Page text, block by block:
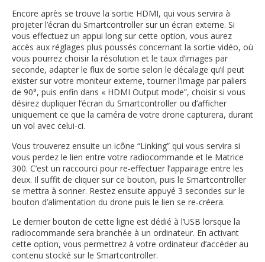
Encore après se trouve la sortie HDMI, qui vous servira à
projeter l’écran du Smartcontroller sur un écran externe. Si
vous effectuez un appui long sur cette option, vous aurez
accès aux réglages plus poussés concernant la sortie vidéo, où
vous pourrez choisir la résolution et le taux d’images par
seconde, adapter le flux de sortie selon le décalage qu’il peut
exister sur votre moniteur externe, tourner l’image par paliers
de 90°, puis enfin dans « HDMI Output mode”, choisir si vous
désirez dupliquer l’écran du Smartcontroller ou d’afficher
uniquement ce que la caméra de votre drone capturera, durant
un vol avec celui-ci.
Vous trouverez ensuite un icône “Linking” qui vous servira si
vous perdez le lien entre votre radiocommande et le Matrice
300. C’est un raccourci pour re-effectuer l’appairage entre les
deux. Il suffit de cliquer sur ce bouton, puis le Smartcontroller
se mettra à sonner. Restez ensuite appuyé 3 secondes sur le
bouton d’alimentation du drone puis le lien se re-créera.
Le dernier bouton de cette ligne est dédié à l’USB lorsque la
radiocommande sera branchée à un ordinateur. En activant
cette option, vous permettrez à votre ordinateur d’accéder au
contenu stocké sur le Smartcontroller.